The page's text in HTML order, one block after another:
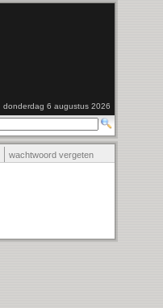
donderdag 6 augustus 2026
wachtwoord vergeten